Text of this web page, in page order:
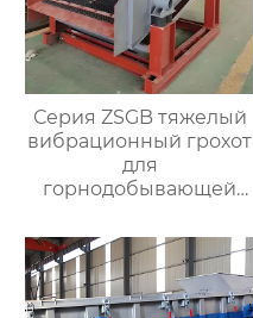
Серия ZSGB тяжелый
вибрационный грохот
для
горнодобывающей